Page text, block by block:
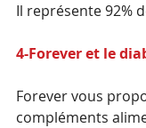
Il représente 92%
4-Forever et le
Forever vous
compléments